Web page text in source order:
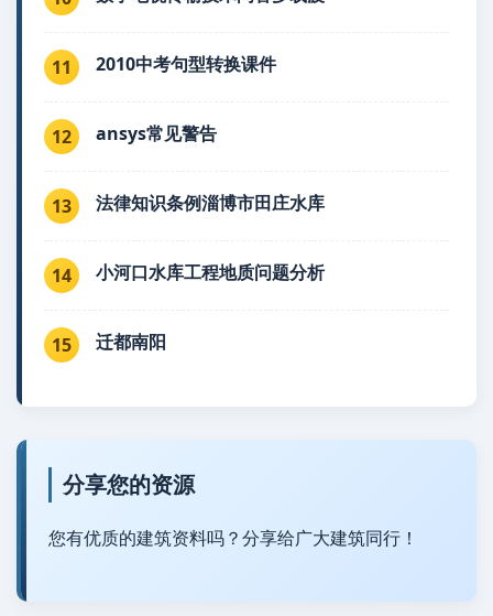
11 2010中考句型转换课件
12 ansys常见警告
13 法律知识条例淄博市田庄水库
14 小河口水库工程地质问题分析
15 迁都南阳
分享您的资源
您有优质的建筑资料吗？分享给广大建筑同行！